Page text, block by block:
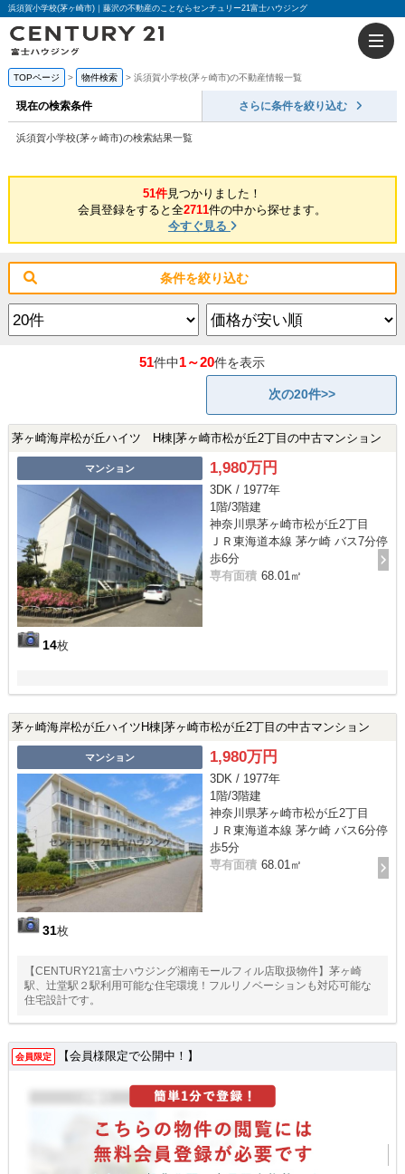
浜須賀小学校(茅ヶ崎市)｜藤沢の不動産のことならセンチュリー21富士ハウジング
TOPページ 物件検索 浜須賀小学校(茅ヶ崎市)の不動産情報一覧
現在の検索条件 さらに条件を絞り込む
浜須賀小学校(茅ヶ崎市)の検索結果一覧
51件見つかりました！
会員登録をすると全2711件の中から探せます。
今すぐ見る
条件を絞り込む
51件中1～20件を表示
次の20件>>
茅ヶ崎海岸松が丘ハイツ H棟|茅ヶ崎市松が丘2丁目の中古マンション
マンション
14枚
1,980万円
3DK / 1977年
1階/3階建
神奈川県茅ヶ崎市松が丘2丁目
ＪＲ東海道本線 茅ケ崎 バス7分停
歩6分
専有面積 68.01㎡
茅ヶ崎海岸松が丘ハイツH棟|茅ヶ崎市松が丘2丁目の中古マンション
マンション
31枚
1,980万円
3DK / 1977年
1階/3階建
神奈川県茅ヶ崎市松が丘2丁目
ＪＲ東海道本線 茅ケ崎 バス6分停
歩5分
専有面積 68.01㎡
【CENTURY21富士ハウジング湘南モールフィル店取扱物件】茅ヶ崎
駅、辻堂駅２駅利用可能な住宅環境！フルリノベーションも対応可能な
住宅設計です。
会員限定 【会員様限定で公開中！】